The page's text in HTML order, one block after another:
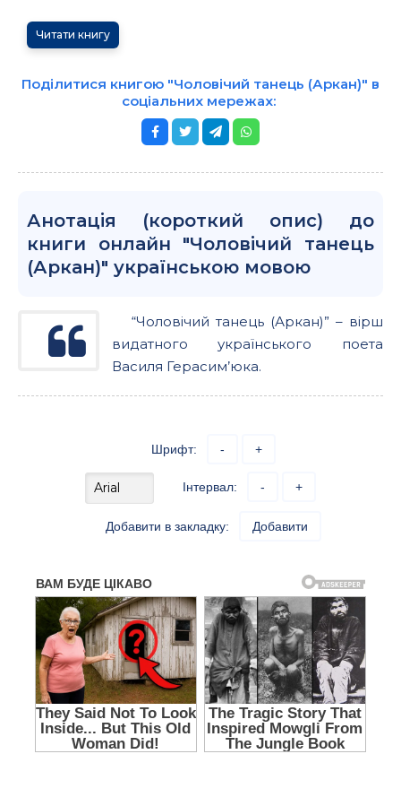
Читати книгу
Поділитися книгою "Чоловічий танець (Аркан)" в
соціальних мережах:
Анотація (короткий опис) до
книги онлайн "Чоловічий танець
(Аркан)" українською мовою
“Чоловічий танець (Аркан)” – вірш
видатного українського поета
Василя Герасим’юка.
Шрифт: - +
Інтервал: - +
Добавити в закладку: Добавити